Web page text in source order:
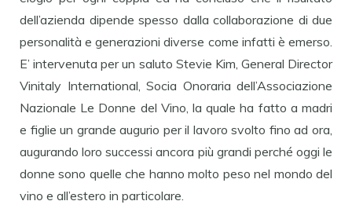
dell’azienda dipende spesso dalla collaborazione di due
personalità e generazioni diverse come infatti è emerso.
E’ intervenuta per un saluto Stevie Kim, General Director
Vinitaly International, Socia Onoraria dell’Associazione
Nazionale Le Donne del Vino, la quale ha fatto a madri
e figlie un grande augurio per il lavoro svolto fino ad ora,
augurando loro successi ancora più grandi perché oggi le
donne sono quelle che hanno molto peso nel mondo del
vino e all’estero in particolare.